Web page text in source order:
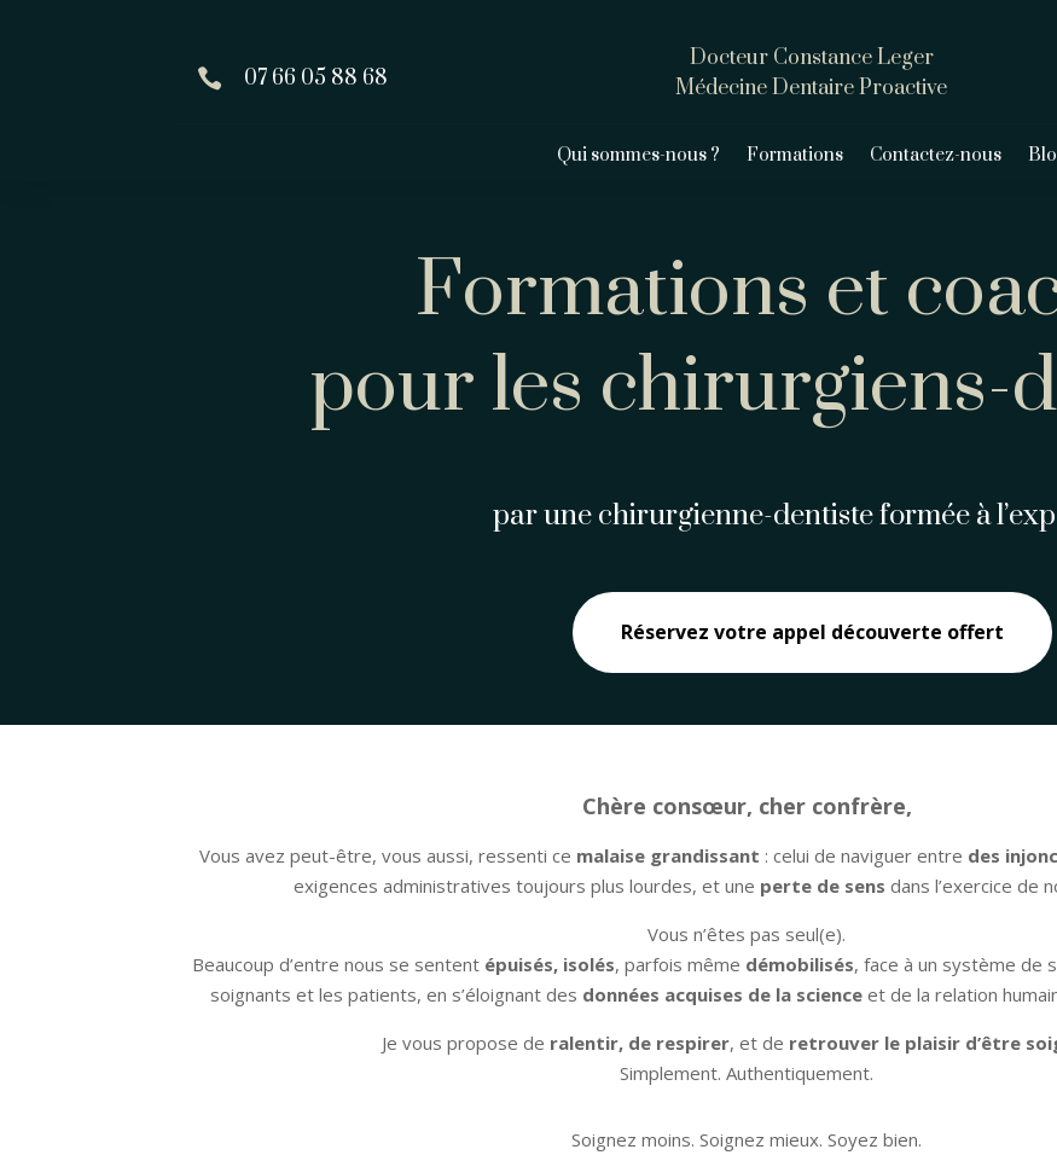
 07 66 05 88 68
Docteur Constance Leger
Médecine Dentaire Proactive
Qui sommes-nous ? Formations Contactez-nous
Formations et
pour les chirurgiens-
par une chirurgienne-dentiste formée à
Réservez votre appel découverte offert
Chère consœur, cher confrère,
Vous avez peut-être, vous aussi, ressenti ce malaise grandissant : celui de naviguer entre des
exigences administratives toujours plus lourdes, et une perte de sens dans l’exercice de
Vous n’êtes pas seul(e).
Beaucoup d’entre nous se sentent épuisés, isolés, parfois même démobilisés, face à un système de
soignants et les patients, en s’éloignant des données acquises de la science et de la relation
Je vous propose de ralentir, de respirer, et de retrouver le plaisir d’être
Simplement. Authentiquement.
Soignez moins. Soignez mieux. Soyez bien.